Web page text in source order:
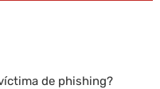
de phishing?